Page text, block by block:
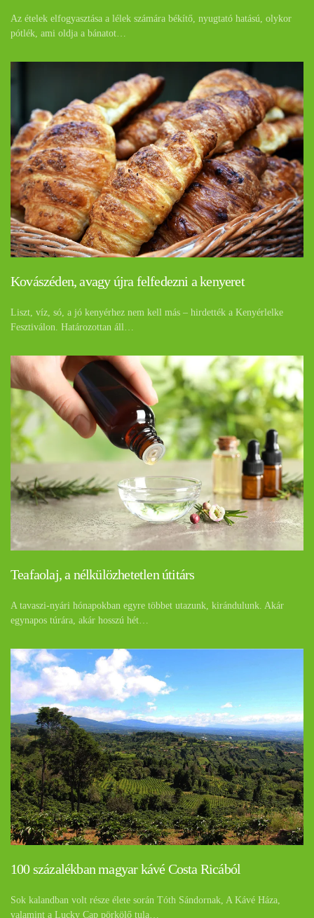
Az ételek elfogyasztása a lélek számára békítő, nyugtató hatású, olykor
pótlék, ami oldja a bánatot…
Kovászéden, avagy újra felfedezni a kenyeret
Liszt, víz, só, a jó kenyérhez nem kell más – hirdették a Kenyérlelke
Fesztiválon. Határozottan áll…
Teafaolaj, a nélkülözhetetlen útitárs
A tavaszi-nyári hónapokban egyre többet utazunk, kirándulunk. Akár
egynapos túrára, akár hosszú hét…
100 százalékban magyar kávé Costa Ricából
Sok kalandban volt része élete során Tóth Sándornak, A Kávé Háza,
valamint a Lucky Cap pörkölő tula…